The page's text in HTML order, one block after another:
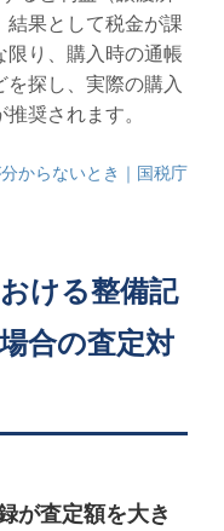
果として税金が課
り、購入時の通帳
探し、実際の購入
奨されます。
からないとき｜国税庁
ける整備記
合の査定対
が査定額を大き